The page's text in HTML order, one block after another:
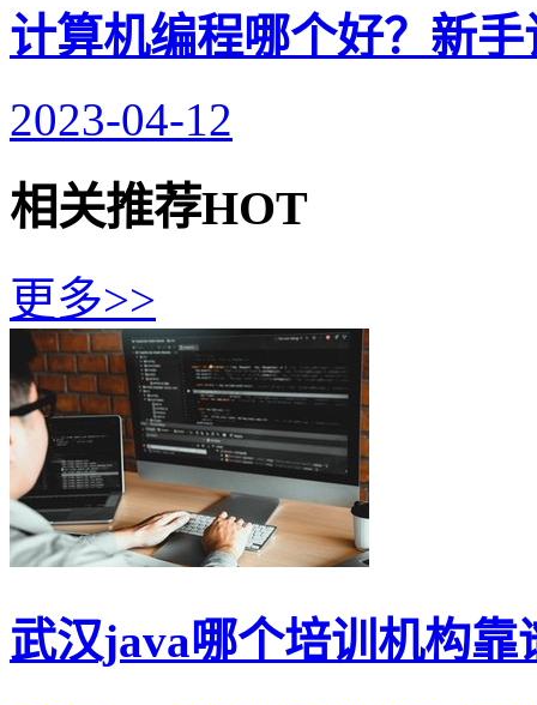
计算机编程哪个好？新
2023-04-12
相关推荐HOT
更多>>
武汉java哪个培训机构靠